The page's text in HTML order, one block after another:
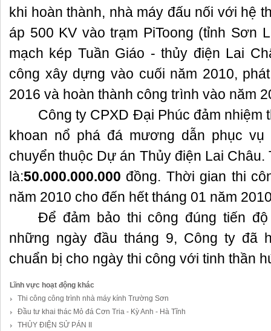
khi hoàn thành, nhà máy đấu nối với hệ
áp 500 KV vào trạm PiToong (tỉnh Sơn
mạch kép Tuần Giáo - thủy điện Lai
công xây dựng vào cuối năm 2010,
2016 và hoàn thành công trình vào năm
Công ty CPXD Đại Phúc đảm nhiệm
khoan nổ phá đá mương dẫn phục
chuyển thuộc Dự án Thủy điện Lai Châu.
là:50.000.000.000 đồng. Thời gian thi
năm 2010 cho đến hết tháng 01 năm
Để đảm bảo thi công đúng tiến
những ngày đầu tháng 9, Công ty đã
chuẩn bị cho ngày thi công với tinh thần
Lĩnh vực hoạt động khác
Thi công công trình nhà máy kính Trường Sơn
Đầu tư khai thác Mỏ đá Cơn Tria - Kỳ Anh - Hà Tĩnh
THỦY ĐIỆN SỬ PÁN II